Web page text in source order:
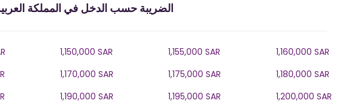
الضريبة حسب الدخل في المملكة
1,150,000 SAR 1,155,000 SAR
1,160,000 SAR
1,170,000 SAR 1,175,000 SAR
1,180,000 SAR
1,190,000 SAR 1,195,000 SAR
1,200,000 SAR